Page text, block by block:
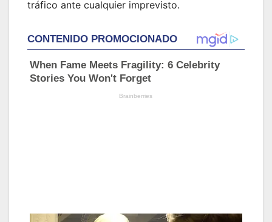
tráfico ante cualquier imprevisto.